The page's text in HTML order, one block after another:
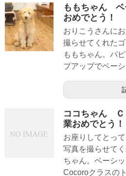
ももちゃん ベ
おめでとう！
おりこうさんに
撮らせてくれた
ももちゃん。パ
プアップでベー
ココちゃん Ｃ
業おめでとう！
お座りしてとっ
写真を撮らせて
ちゃん。ベーシ
Cocoroクラスの